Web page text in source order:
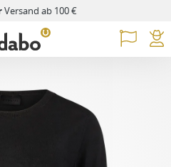
Versand ab 100 €